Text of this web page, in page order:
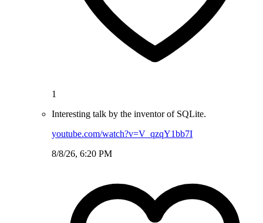
1
Interesting talk by the inventor of SQLite.
youtube.com/watch?v=V_qzqY1bb7I
8/8/26, 6:20 PM